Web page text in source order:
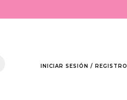
INICIAR SESIÓN / REGISTRO